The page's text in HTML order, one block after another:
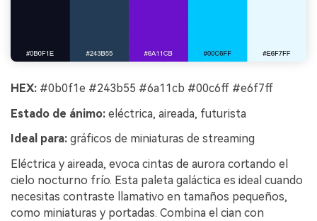
HEX: #0b0f1e #243b55 #6a11cb #00c6ff #e6f7ff
Estado de ánimo: eléctrica, aireada, futurista
Ideal para: gráficos de miniaturas de streaming
Eléctrica y aireada, evoca cintas de aurora cortando el
cielo nocturno frío. Esta paleta galáctica es ideal cuando
necesitas contraste llamativo en tamaños pequeños,
como miniaturas y portadas. Combina el cian con